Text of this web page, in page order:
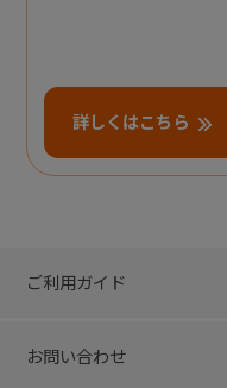
詳しくはこちら
ご利用ガイド
お問い合わせ